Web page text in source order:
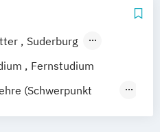
Suderburg
Fernstudium
(Schwerpunkt